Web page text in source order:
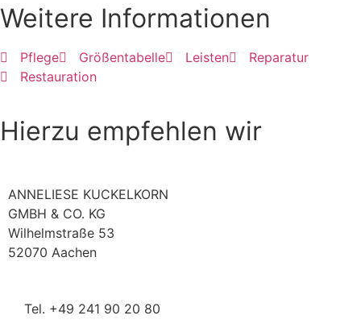
Weitere Informationen
Pflege Größentabelle Leisten
Reparatur
Restauration
Hierzu empfehlen wir
ANNELIESE KUCKELKORN
GMBH & CO. KG
Wilhelmstraße 53
52070 Aachen
Tel. +49 241 90 20 80